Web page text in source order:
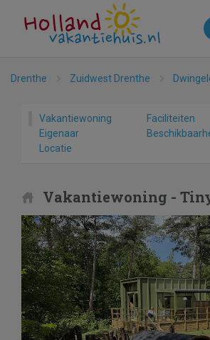
Drenthe Zuidwest Drenthe
Vakantiewoning
Faciliteiten
Eigenaar
Locatie